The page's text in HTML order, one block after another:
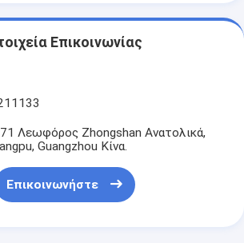
Επικοινωνίας
Λεωφόρος Zhongshan Ανατολικά,
Guangzhou Κίνα.
Επικοινωνήστε